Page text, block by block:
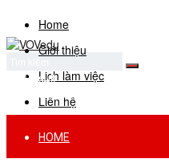
Home
Giới thiệu
Lịch làm việc
Liên hệ
No Result
View All Result
HOME